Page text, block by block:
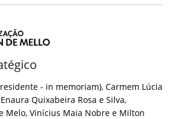
- in memoriam), Carmem Lúcia
Quixabeira Rosa e Silva,
Melo, Vinícius Maia Nobre e Milton